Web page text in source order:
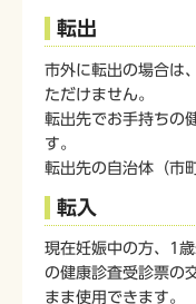
転出
市外に転出の場合は
ただけません。
転出先でお手持ちの
す。
転出先の自治体（市
転入
現在妊娠中の方、1
の健康診査受診票の
まま使用できます。